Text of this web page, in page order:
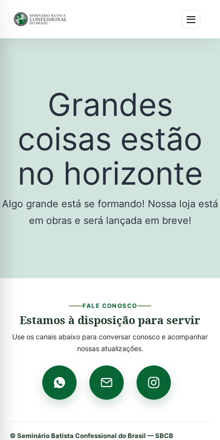
Grandes
coisas estão
no horizonte
Algo grande está se formando! Nossa loja está
em obras e será lançada em breve!
FALE CONOSCO
Estamos à disposição para servir
Use os canais abaixo para conversar conosco e acompanhar
nossas atualizações.
© Seminário Batista Confessional do Brasil — SBCB